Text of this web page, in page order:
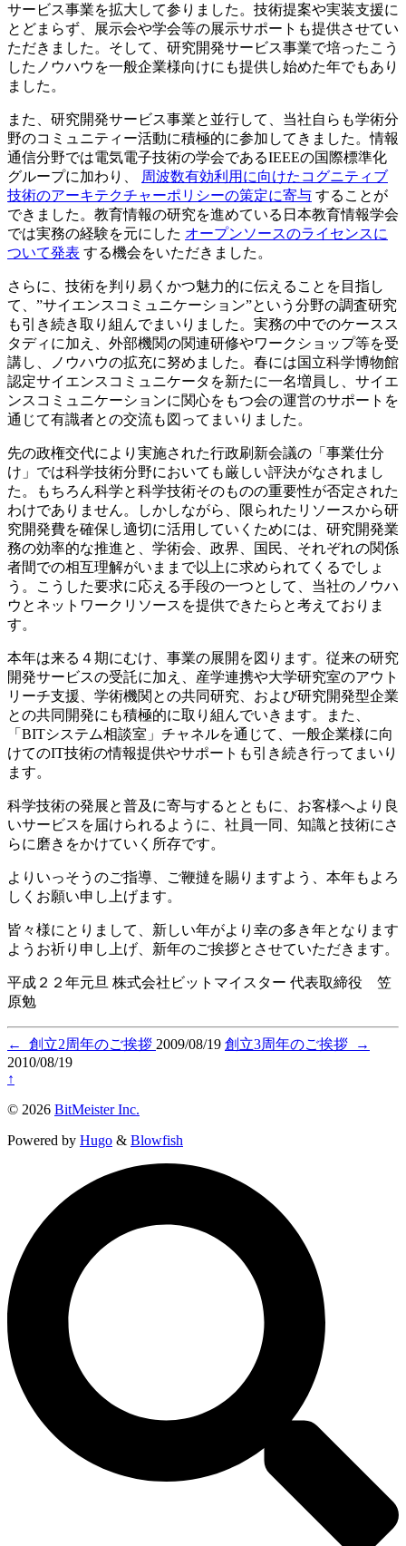
サービス事業を拡大して参りました。技術提案や実装支援に
とどまらず、展示会や学会等の展示サポートも提供させてい
ただきました。そして、研究開発サービス事業で培ったこう
したノウハウを一般企業様向けにも提供し始めた年でもあり
ました。
また、研究開発サービス事業と並行して、当社自らも学術分
野のコミュニティー活動に積極的に参加してきました。情報
通信分野では電気電子技術の学会であるIEEEの国際標準化
グループに加わり、
周波数有効利用に向けたコグニティブ
技術のアーキテクチャーポリシーの策定に寄与 することが
できました。教育情報の研究を進めている日本教育情報学会
では実務の経験を元にした オープンソースのライセンスに
ついて発表 する機会をいただきました。
さらに、技術を判り易くかつ魅力的に伝えることを目指し
て、”サイエンスコミュニケーション”という分野の調査研究
も引き続き取り組んでまいりました。実務の中でのケースス
タディに加え、外部機関の関連研修やワークショップ等を受
講し、ノウハウの拡充に努めました。春には国立科学博物館
認定サイエンスコミュニケータを新たに一名増員し、サイエ
ンスコミュニケーションに関心をもつ会の運営のサポートを
通じて有識者との交流も図ってまいりました。
先の政権交代により実施された行政刷新会議の「事業仕分
け」では科学技術分野においても厳しい評決がなされまし
た。もちろん科学と科学技術そのものの重要性が否定された
わけでありません。しかしながら、限られたリソースから研
究開発費を確保し適切に活用していくためには、研究開発業
務の効率的な推進と、学術会、政界、国民、それぞれの関係
者間での相互理解がいままで以上に求められてくるでしょ
う。こうした要求に応える手段の一つとして、当社のノウハ
ウとネットワークリソースを提供できたらと考えておりま
す。
本年は来る４期にむけ、事業の展開を図ります。従来の研究
開発サービスの受託に加え、産学連携や大学研究室のアウト
リーチ支援、学術機関との共同研究、および研究開発型企業
との共同開発にも積極的に取り組んでいきます。また、
「BITシステム相談室」チャネルを通じて、一般企業様に向
けてのIT技術の情報提供やサポートも引き続き行ってまいり
ます。
科学技術の発展と普及に寄与するとともに、お客様へより良
いサービスを届けられるように、社員一同、知識と技術にさ
らに磨きをかけていく所存です。
よりいっそうのご指導、ご鞭撻を賜りますよう、本年もよろ
しくお願い申し上げます。
皆々様にとりまして、新しい年がより幸の多き年となります
ようお祈り申し上げ、新年のご挨拶とさせていただきます。
平成２２年元旦 株式会社ビットマイスター 代表取締役 笠
原勉
← 創立2周年のご挨拶 2009/08/19 創立3周年のご挨拶
→
2010/08/19
↑
© 2026 BitMeister Inc.
Powered by Hugo & Blowfish